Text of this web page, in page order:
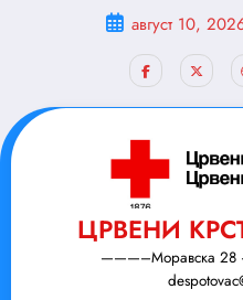
август 10,
ЦРВЕНИ
———–Моравска 28